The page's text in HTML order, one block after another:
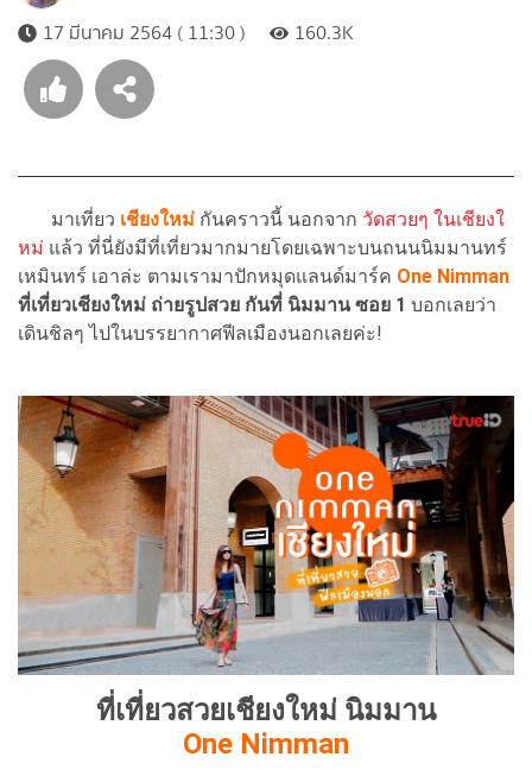
17 มีนาคม 2564 ( 11:30 )
160.3K
มาเที่ยว เชียงใหม่ กันคราวนี้ นอกจาก วัดสวยๆ ในเชียงใ
หม่ แล้ว ที่นี่ยังมีที่เที่ยวมากมายโดยเฉพาะบนถนนนิมมานทร์
เหมินทร์ เอาล่ะ ตามเรามาปักหมุดแลนด์มาร์ค One Nimman
ที่เที่ยวเชียงใหม่ ถ่ายรูปสวย กันที่ นิมมาน ซอย 1 บอกเลยว่า
เดินชิลๆ ไปในบรรยากาศฟีลเมืองนอกเลยค่ะ!
ที่เที่ยวสวยเชียงใหม่ นิมมาน
One Nimman